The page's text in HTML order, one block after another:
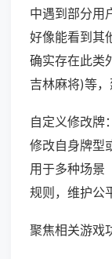
中遇到部分用
好像能看到其
确实存在此类
吉林麻将)等，
自定义修改牌
修改自身牌型
用于多种场景
规则，维护公
聚焦相关游戏